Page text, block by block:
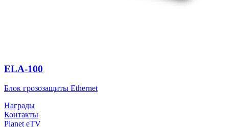
ELA-100
Блок грозозащиты Ethernet
Награды
Контакты
Planet eTV